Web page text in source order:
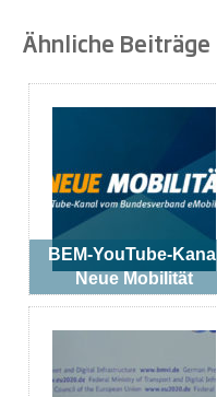
Ähnliche Beiträge
BEM-YouTube-Kanal
Neue Mobilität